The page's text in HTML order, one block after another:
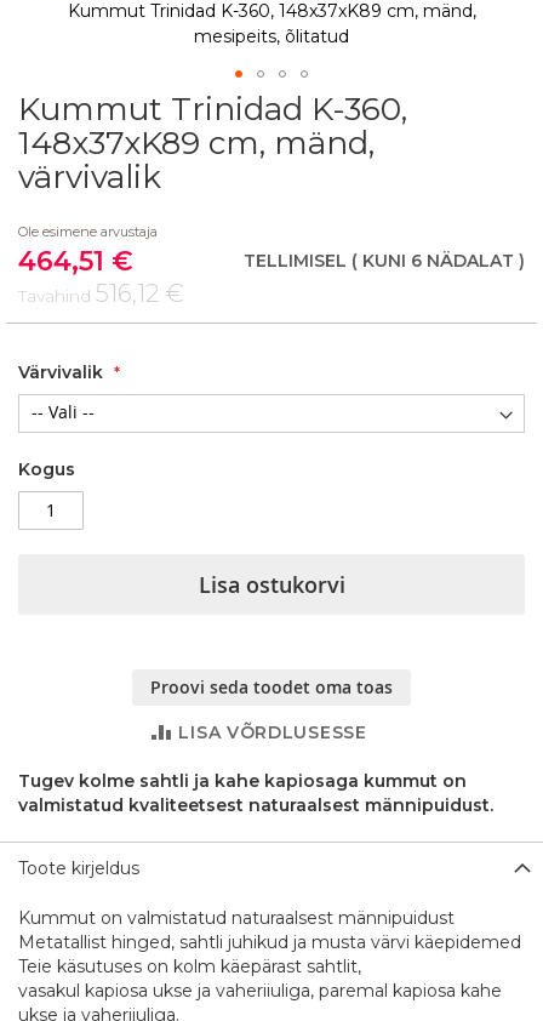
Kummut Trinidad K-360, 148x37xK89 cm, mänd,
mesipeits, õlitatud
Skip
to
the
beginning
the
images
gallery
Kummut Trinidad K-360,
148x37xK89 cm, mänd,
värvivalik
Ole esimene arvustaja
Soodushind
464,51 €
Tavahind 516,12 €
TELLIMISEL ( KUNI 6 NÄDALAT )
Värvivalik
Kogus
Lisa ostukorvi
Proovi seda toodet oma toas
LISA VÕRDLUSESSE
Tugev kolme sahtli ja kahe kapiosaga kummut on
valmistatud kvaliteetsest naturaalsest männipuidust.
Toote kirjeldus
Kummut on valmistatud naturaalsest männipuidust
Metatallist hinged, sahtli juhikud ja musta värvi käepidemed
Teie käsutuses on kolm käepärast sahtlit,
vasakul kapiosa ukse ja vaheriiuliga, paremal kapiosa kahe
ukse ja vaheriiuliga.